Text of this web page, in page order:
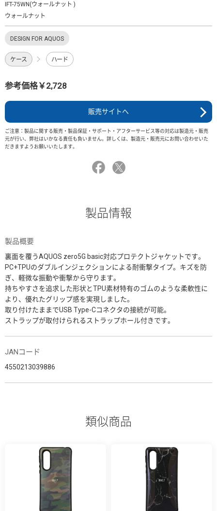
IFT-75WN(ウォールナット )
ウォールナット
DESIGN FOR AQUOS
ケース ハード
参考価格￥2,728
販売サイトへ
ご注意：製品に関する販売・製品保証・サポート・アフターサービス等の対応は製造元・販売
元が行い、弊社はいかなる責任も負いません。詳しくは、製造元・販売元にお問い合わせいた
だきますようお願いいたします。
製品情報
製品概要
裏面を覆うAQUOS zero5G basic対応プロテクトジャケットです。
PC+TPUのダブルインジェクションによる耐衝撃タイプ。キズを防
ぎ、軽微な振動や衝撃から守ります。
持ちやすさを追求した形状とTPU素材特有のゴムのような柔軟性に
より、優れたグリップ感を実現しました。
取り付けたままでUSB Type-Cコネクタの接続が可能。
ストラップが取付けられるストラップホール付きです。
JANコード
4550213039886
類似商品